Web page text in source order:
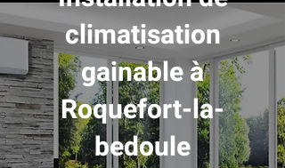
climatisation
gainable à
Roquefort-la-
bedoule